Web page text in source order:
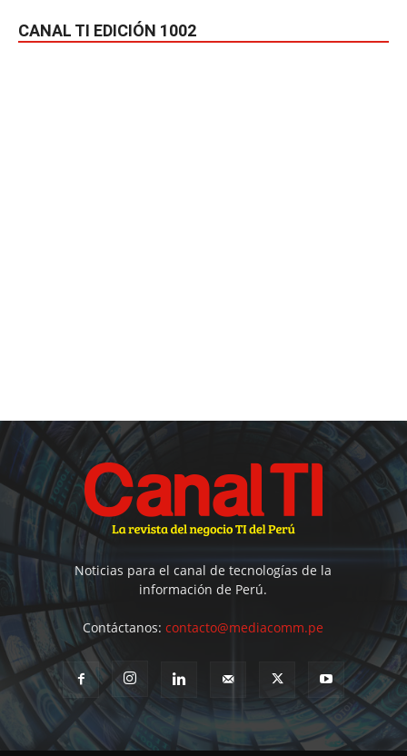
CANAL TI EDICIÓN 1002
Noticias para el canal de tecnologías de la
información de Perú.
Contáctanos:contacto@mediacomm.pe